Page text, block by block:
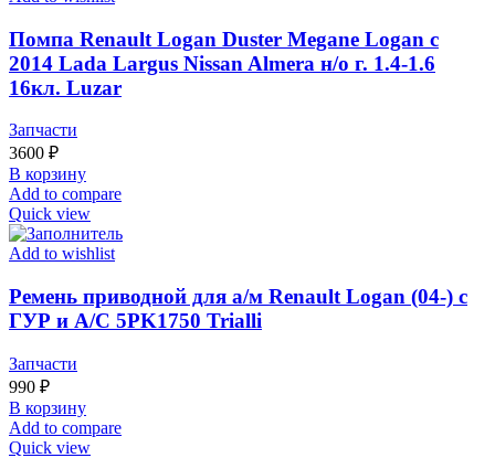
Помпа Renault Logan Duster Megane Logan с
2014 Lada Largus Nissan Almera н/о г. 1.4-1.6
16кл. Luzar
Запчасти
3600 ₽
В корзину
Add to compare
Quick view
Add to wishlist
Ремень приводной для а/м Renault Logan (04-) с
ГУР и A/C 5PK1750 Trialli
Запчасти
990 ₽
В корзину
Add to compare
Quick view